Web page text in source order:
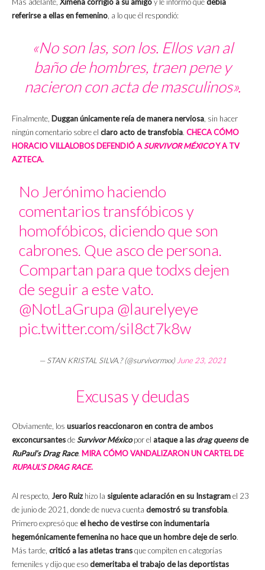
Más adelante, Ximena corrigió a su amigoy le informó quedebía
referirse a ellas en femenino, a lo que él respondió:
«No son las, son los. Ellos van al
baño de hombres, traen pene y
nacieron con acta de masculinos».
Finalmente, Duggan únicamente reía de manera nerviosa, sin hacer
ningún comentario sobre el claro acto de transfobia. CHECA CÓMO
HORACIO VILLALOBOS DEFENDIÓ ASURVIVOR MÉXICOY A TV
AZTECA.
No Jerónimo haciendo
comentarios transfóbicos y
homofóbicos, diciendo que son
cabrones. Que asco de persona.
Compartan para que todxs dejen
de seguir a este vato.
@NotLaGrupa @laurelyeye
pic.twitter.com/sil8ct7k8w
— STAN KRISTAL SILVA.? (@survivormxx)June 23, 2021
Excusas y deudas
Obviamente, los usuarios reaccionaron en contra de ambos
exconcursantesdeSurvivor Méxicopor el ataque a las drag queensde
RuPaul’s Drag Race. MIRA CÓMO VANDALIZARON UN CARTEL DE
RUPAUL’S DRAG RACE.
Al respecto, Jero Ruiz hizo la siguiente aclaración en su Instagramel 23
de junio de 2021, donde de nueva cuenta demostró su transfobia.
Primero expresó queel hecho de vestirse con indumentaria
hegemónicamente femenina no hace que un hombre deje de serlo.
Más tarde, criticó a las atletas transque compiten en categorías
femeniles y dijo que esodemeritaba el trabajo de las deportistas